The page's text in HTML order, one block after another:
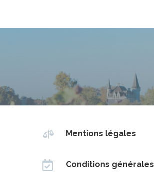
 Mentions légales
 Conditions générales